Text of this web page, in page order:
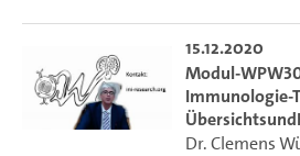
15.12.2020
Modul-
Immunologie-
Dr. Clemens